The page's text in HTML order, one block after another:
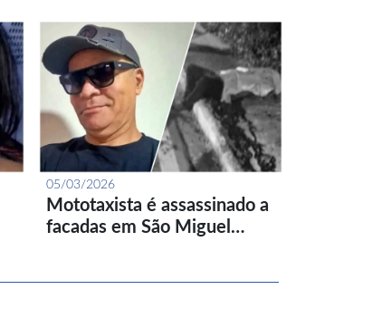
05/03/2026
Mototaxista é assassinado a
facadas em São Miguel…